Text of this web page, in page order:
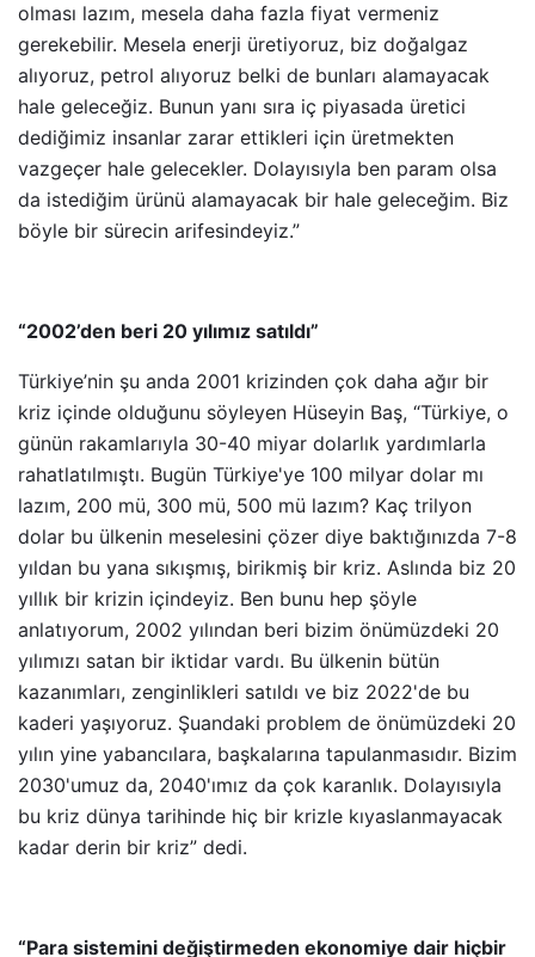
olması lazım, mesela daha fazla fiyat vermeniz
gerekebilir. Mesela enerji üretiyoruz, biz doğalgaz
alıyoruz, petrol alıyoruz belki de bunları alamayacak
hale geleceğiz. Bunun yanı sıra iç piyasada üretici
dediğimiz insanlar zarar ettikleri için üretmekten
vazgeçer hale gelecekler. Dolayısıyla ben param olsa
da istediğim ürünü alamayacak bir hale geleceğim. Biz
böyle bir sürecin arifesindeyiz.”
“2002’den beri 20 yılımız satıldı”
Türkiye’nin şu anda 2001 krizinden çok daha ağır bir
kriz içinde olduğunu söyleyen Hüseyin Baş, “Türkiye, o
günün rakamlarıyla 30-40 miyar dolarlık yardımlarla
rahatlatılmıştı. Bugün Türkiye'ye 100 milyar dolar mı
lazım, 200 mü, 300 mü, 500 mü lazım? Kaç trilyon
dolar bu ülkenin meselesini çözer diye baktığınızda 7-8
yıldan bu yana sıkışmış, birikmiş bir kriz. Aslında biz 20
yıllık bir krizin içindeyiz. Ben bunu hep şöyle
anlatıyorum, 2002 yılından beri bizim önümüzdeki 20
yılımızı satan bir iktidar vardı. Bu ülkenin bütün
kazanımları, zenginlikleri satıldı ve biz 2022'de bu
kaderi yaşıyoruz. Şuandaki problem de önümüzdeki 20
yılın yine yabancılara, başkalarına tapulanmasıdır. Bizim
2030'umuz da, 2040'ımız da çok karanlık. Dolayısıyla
bu kriz dünya tarihinde hiç bir krizle kıyaslanmayacak
kadar derin bir kriz” dedi.
“Para sistemini değiştirmeden ekonomiye dair hiçbir